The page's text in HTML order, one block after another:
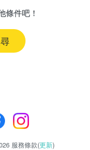
條件吧！
服務條款(更新)